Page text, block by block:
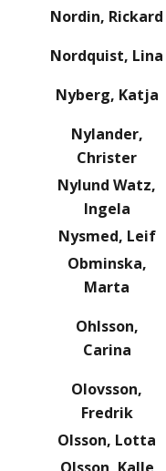
Nordin, Rickard
Nordquist, Lina
Nyberg, Katja
Nylander,
Christer
Nylund Watz,
Ingela
Nysmed, Leif
Obminska,
Marta
Ohlsson,
Carina
Olovsson,
Fredrik
Olsson, Lotta